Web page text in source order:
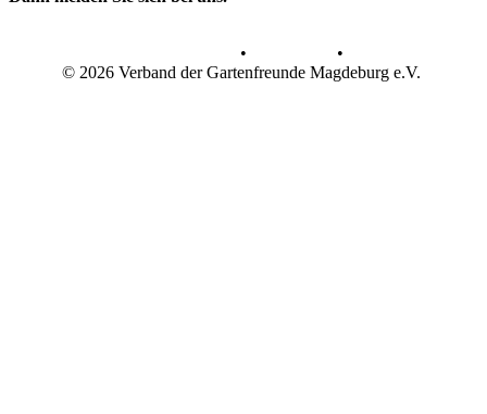
•
•
© 2026 Verband der Gartenfreunde Magdeburg e.V.